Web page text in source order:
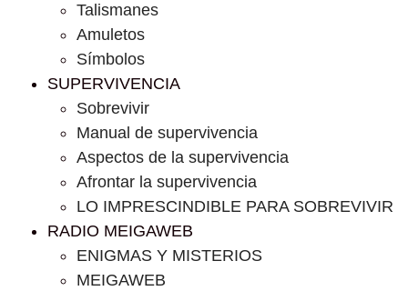
Talismanes
Amuletos
Símbolos
SUPERVIVENCIA
Sobrevivir
Manual de supervivencia
Aspectos de la supervivencia
Afrontar la supervivencia
LO IMPRESCINDIBLE PARA SOBREVIVIR
RADIO MEIGAWEB
ENIGMAS Y MISTERIOS
MEIGAWEB